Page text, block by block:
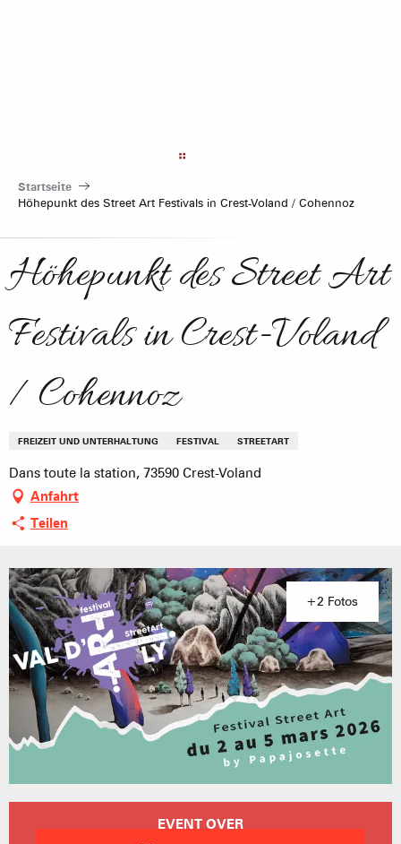
Startseite
Höhepunkt des Street Art Festivals in Crest-Voland / Cohennoz
Höhepunkt des Street Art
Festivals in Crest-Voland
/ Cohennoz
FREIZEIT UND UNTERHALTUNG FESTIVAL STREETART
Dans toute la station, 73590 Crest-Voland
Anfahrt
Teilen
+2 Fotos
Öffnungszeiten & Kontaktdaten
EVENT OVER